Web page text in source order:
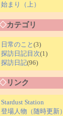
始まり（上）
カテゴリ
日常のこと (3)
探訪日記目次(1)
探訪日記(96)
リンク
Stardust Station
登場人物（随時更新）